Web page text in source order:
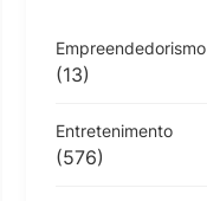
Empreendedorismo
(13)
Entretenimento
(576)